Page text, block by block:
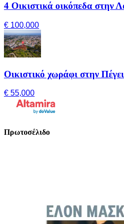
4 Οικιστικά οικόπεδα στην
€ 100,000
Οικιστικό χωράφι στην
€ 55,000
Πρωτοσέλιδο